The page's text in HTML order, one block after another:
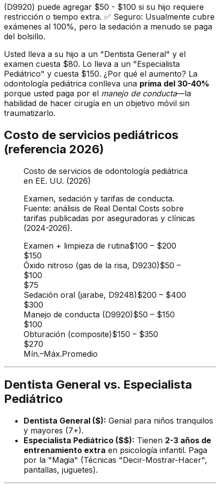
(D9920) puede agregar $50 - $100 si su hijo requiere
restricción o tiempo extra. ✅ Seguro: Usualmente cubre
exámenes al 100%, pero la sedación a menudo se paga
del bolsillo.
Usted lleva a su hijo a un "Dentista General" y el
examen cuesta $80. Lo lleva a un "Especialista
Pediátrico" y cuesta $150. ¿Por qué el aumento? La
odontología pediátrica conlleva una prima del 30-40%
porque usted paga por el manejo de conducta—la
habilidad de hacer cirugía en un objetivo móvil sin
traumatizarlo.
Costo de servicios pediátricos
(referencia 2026)
Costo de servicios de odontología pediátrica
en EE. UU. (2026)
Examen, sedación y tarifas de conducta.
Fuente: análisis de Real Dental Costs sobre
tarifas publicadas por aseguradoras y clínicas
(2024-2026).
Examen + limpieza de rutina$100 – $200
$150
Óxido nitroso (gas de la risa, D9230)$50 –
$100
$75
Sedación oral (jarabe, D9248)$200 – $400
$300
Manejo de conducta (D9920)$50 – $150
$100
Obturación (composite)$150 – $350
$270
Mín.–Máx.Promedio
Dentista General vs. Especialista
Pediátrico
Dentista General ($): Genial para niños tranquilos
y mayores (7+).
Especialista Pediátrico ($$): Tienen 2-3 años de
entrenamiento extra en psicología infantil. Paga
por la "Magia" (Técnicas "Decir-Mostrar-Hacer",
pantallas, juguetes).